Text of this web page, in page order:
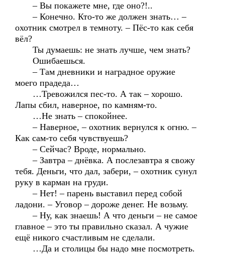
– Вы покажете мне, где оно?!..
– Конечно. Кто-то же должен знать… –
охотник смотрел в темноту. – Пёс-то как себя
вёл?
Ты думаешь: не знать лучше, чем знать?
Ошибаешься.
– Там дневники и наградное оружие
моего прадеда…
…Тревожился пес-то. А так – хорошо.
Лапы сбил, наверное, по камням-то.
…Не знать – спокойнее.
– Наверное, – охотник вернулся к огню. –
Как сам-то себя чувствуешь?
– Сейчас? Вроде, нормально.
– Завтра – днёвка. А послезавтра я свожу
тебя. Деньги, что дал, забери, – охотник сунул
руку в карман на груди.
– Нет! – парень выставил перед собой
ладони. – Уговор – дороже денег. Не возьму.
– Ну, как знаешь! А что деньги – не самое
главное – это ты правильно сказал. А чужие
ещё никого счастливым не сделали.
…Да и столицы бы надо мне посмотреть.